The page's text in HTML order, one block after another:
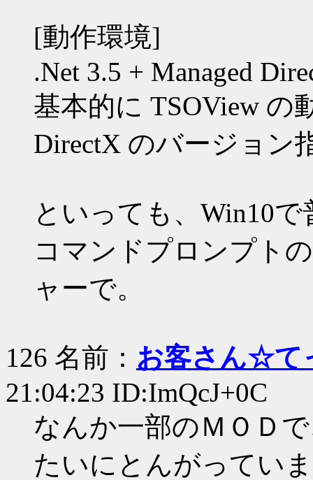
[動作環境]
.Net 3.5 + Managed
基本的に TSOView の
DirectX のバージョン
といっても、Win10
コマンドプロンプト
ャーで。
126 名前： お客さん☆て
21:04:23 ID:ImQcJ+0C
なんか一部のＭＯＤ
たいにとんがってい